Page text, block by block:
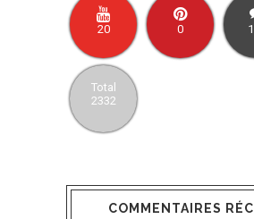
20 0
Total
2332
COMMENTAIRES